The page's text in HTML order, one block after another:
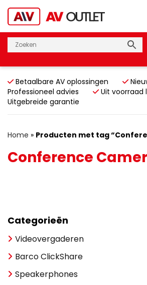
Betaalbare AV oplossingen
Professioneel advies
Uit
Uitgebreide garantie
Home » Producten met tag
Conference
Categorieën
Videovergaderen
Barco ClickShare
Speakerphones